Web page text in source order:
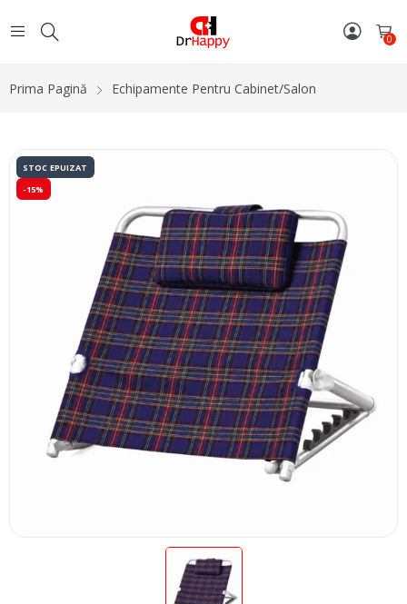
0
Prima Pagină Echipamente Pentru Cabinet/Salon
STOC EPUIZAT
-15%